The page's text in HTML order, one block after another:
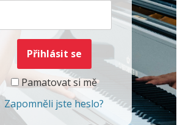
Pamatovat si mě
Zapomněli jste heslo?